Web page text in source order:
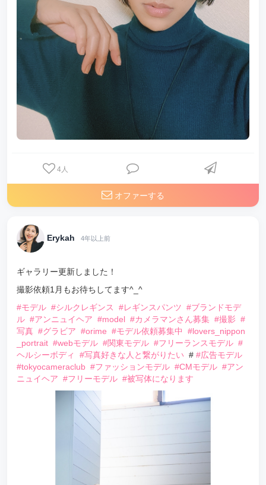
4人
オファーする
Erykah 4年以上前
ギャラリー更新しました！
撮影依頼1月もお待ちしてます^_^
#モデル #シルクレギンス #レギンスパンツ #ブランドモデ
ル #アンニュイヘア #model #カメラマンさん募集 #撮影 #
写真 #グラビア #orime #モデル依頼募集中
#lovers_nippon
_portrait #webモデル #関東モデル #フリーランスモデル #
ヘルシーボディ
#写真好きな人と繋がりたい # #広告モデル
#tokyocameraclub #ファッションモデル #CMモデル #アン
ニュイヘア #フリーモデル #被写体になります